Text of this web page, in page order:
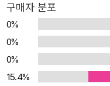
하면 행복이 저절로 찾아온
를 스스로 다스릴 줄 알아
지할뿐더러 자기 자신을 어
른 사람은 자기 생각대로
다른 일들의 주인이 되기
구매자 분포
0%
0%
0%
15.4%